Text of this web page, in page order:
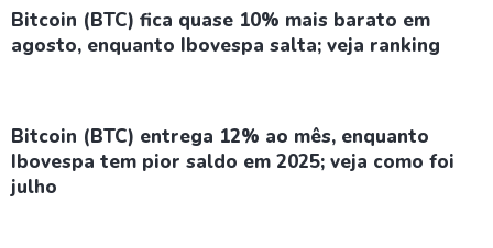
Bitcoin (BTC) fica quase 10% mais barato em
agosto, enquanto Ibovespa salta; veja ranking
Bitcoin (BTC) entrega 12% ao mês, enquanto
Ibovespa tem pior saldo em 2025; veja como foi
julho